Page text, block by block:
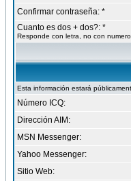
Confirmar contraseña: *
Cuanto es dos + dos?: *
Responde con letra, no con
Esta información estará
Número ICQ:
Dirección AIM:
MSN Messenger:
Yahoo Messenger:
Sitio Web: